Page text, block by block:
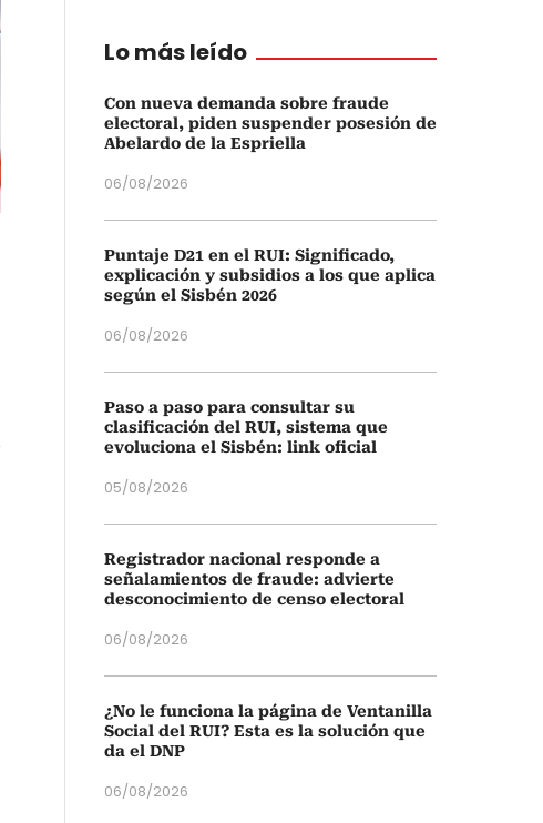
Lo más leído
Con nueva demanda sobre fraude
electoral, piden suspender posesión de
Abelardo de la Espriella
06/08/2026
Puntaje D21 en el RUI: Significado,
explicación y subsidios a los que aplica
según el Sisbén 2026
06/08/2026
Paso a paso para consultar su
clasificación del RUI, sistema que
evoluciona el Sisbén: link oficial
05/08/2026
Registrador nacional responde a
señalamientos de fraude: advierte
desconocimiento de censo electoral
06/08/2026
¿No le funciona la página de Ventanilla
Social del RUI? Esta es la solución que
da el DNP
06/08/2026